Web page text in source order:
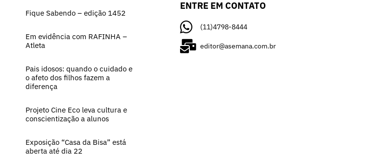
Fique Sabendo – edição 1452
Em evidência com RAFINHA –
Atleta
Pais idosos: quando o cuidado e
o afeto dos filhos fazem a
diferença
Projeto Cine Eco leva cultura e
conscientização a alunos
Exposição “Casa da Bisa” está
aberta até dia 22
ENTRE EM CONTATO
(11)4798-8444
editor@asemana.com.br